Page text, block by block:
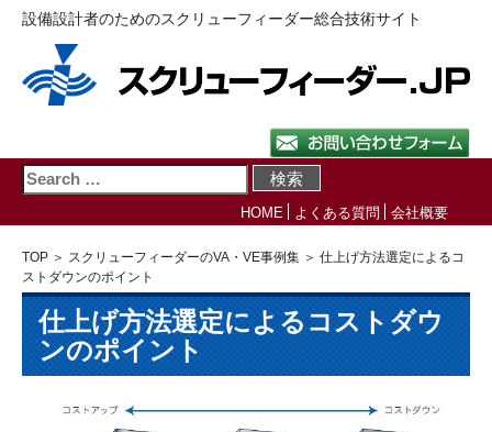
設備設計者のためのスクリューフィーダー総合技術サイト
HOME よくある質問 会社概要
TOP ＞ スクリューフィーダーのVA・VE事例集 ＞ 仕上げ方法選定によるコ
ストダウンのポイント
仕上げ方法選定によるコストダウ
ンのポイント